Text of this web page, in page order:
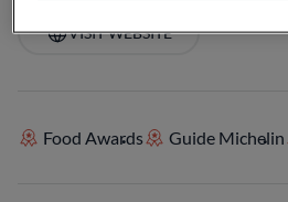
VISIT WEBSITE
Food Awards Guide Michelin